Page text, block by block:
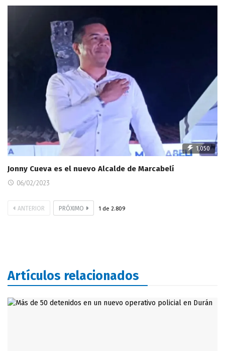
1,050
Jonny Cueva es el nuevo Alcalde de Marcabelí
06/02/2023
ANTERIOR PRÓXIMO 1 de 2.809
Artículos relacionados